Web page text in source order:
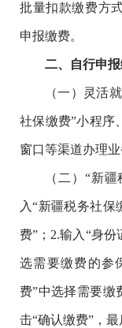
批量扣款缴费方
申报缴费。
二、自行申
（一）灵活
社保缴费”小程序
窗口等渠道办理业
（二）“新
入“新疆税务社保
费”；2.输入“身
选需要缴费的参
费”中选择需要缴
击“确认缴费”，